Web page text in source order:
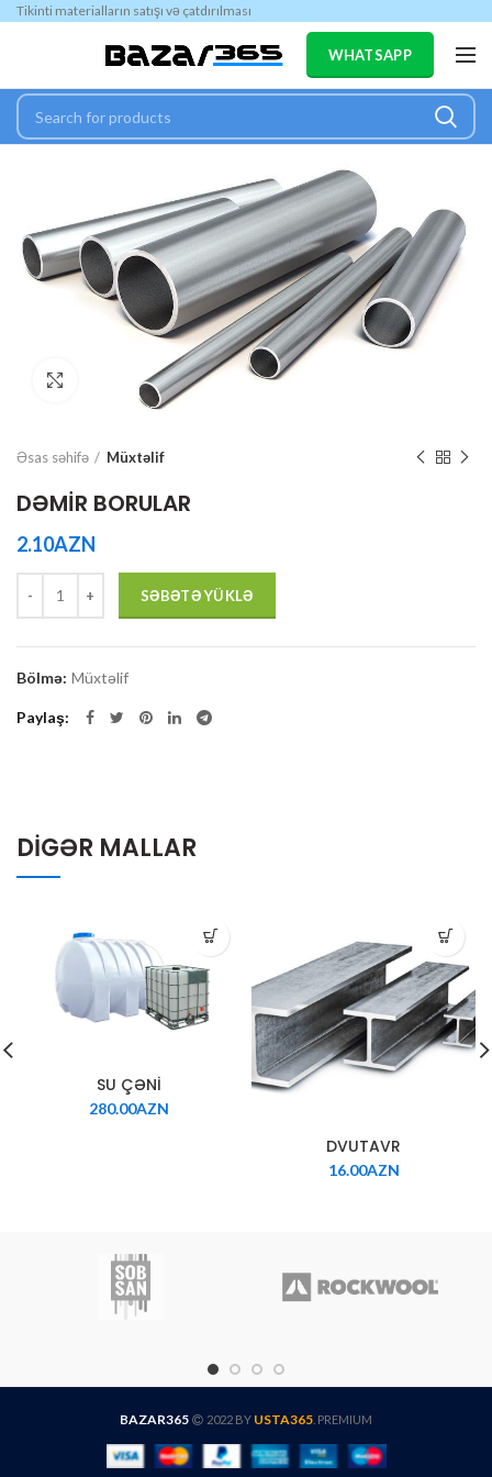
Tikinti materialların satışı və çatdırılması
WHATSAPP
Böyütmək
Əsas səhifə Müxtəlif
DƏMİR BORULAR
2.10AZN
SƏBƏTƏ YÜKLƏ
Bölmə: Müxtəlif
Paylaş
DIGƏR MALLAR
SU ÇƏNİ
280.00AZN
DVUTAVR
16.00AZN
BAZAR365 2022 BY USTA365 . PREMIUM